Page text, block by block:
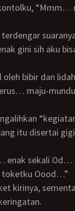
gini sih aku
maju-
itu disertai
toketku Oood…”